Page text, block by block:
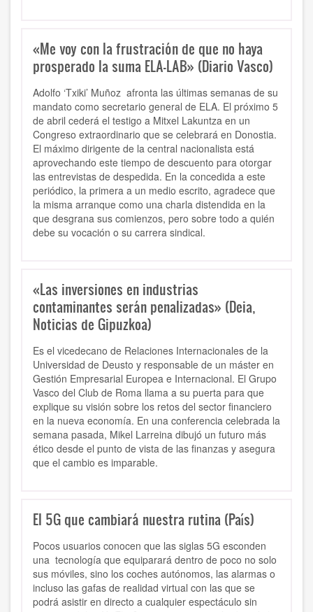
«Me voy con la frustración de que no haya
prosperado la suma ELA-LAB» (Diario Vasco)
Adolfo ‘Txiki’ Muñoz afronta las últimas semanas de su
mandato como secretario general de ELA. El próximo 5
de abril cederá el testigo a Mitxel Lakuntza en un
Congreso extraordinario que se celebrará en Donostia.
El máximo dirigente de la central nacionalista está
aprovechando este tiempo de descuento para otorgar
las entrevistas de despedida. En la concedida a este
periódico, la primera a un medio escrito, agradece que
la misma arranque como una charla distendida en la
que desgrana sus comienzos, pero sobre todo a quién
debe su vocación o su carrera sindical.
«Las inversiones en industrias
contaminantes serán penalizadas» (Deia,
Noticias de Gipuzkoa)
Es el vicedecano de Relaciones Internacionales de la
Universidad de Deusto y responsable de un máster en
Gestión Empresarial Europea e Internacional. El Grupo
Vasco del Club de Roma llama a su puerta para que
explique su visión sobre los retos del sector financiero
en la nueva economía. En una conferencia celebrada la
semana pasada, Mikel Larreina dibujó un futuro más
ético desde el punto de vista de las finanzas y asegura
que el cambio es imparable.
El 5G que cambiará nuestra rutina (País)
Pocos usuarios conocen que las siglas 5G esconden
una tecnología que equiparará dentro de poco no solo
sus móviles, sino los coches autónomos, las alarmas o
incluso las gafas de realidad virtual con las que se
podrá asistir en directo a cualquier espectáculo sin